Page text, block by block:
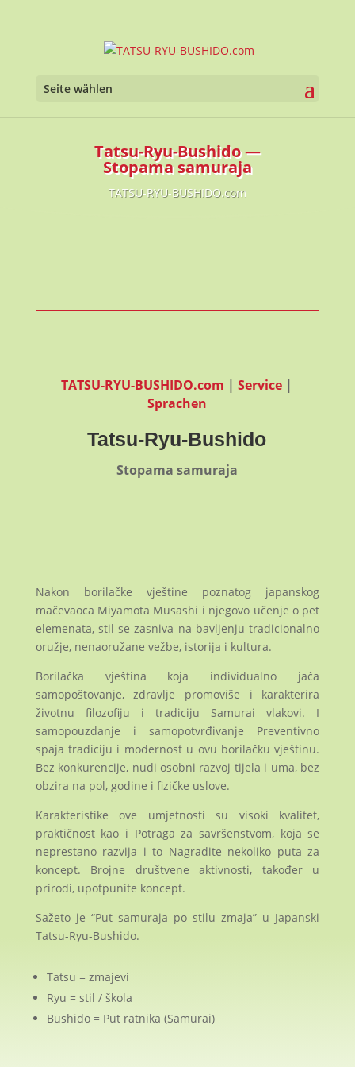
Seite wählen
Tatsu-Ryu-Bushido —
Stopama samuraja
TATSU-RYU-BUSHIDO.com
TATSU-RYU-BUSHIDO.com |Service |
Sprachen
Tatsu-Ryu-Bushido
Stopama samuraja
Nakon borilačke vještine poznatog japanskog
mačevaoca Miyamota Musashi i njegovo učenje o pet
elemenata, stil se zasniva na bavljenju tradicionalno
oružje, nenaoružane vežbe, istorija i kultura.
Borilačka vještina koja individualno jača
samopoštovanje, zdravlje promoviše i karakterira
životnu filozofiju i tradiciju Samurai vlakovi. I
samopouzdanje i samopotvrđivanje Preventivno
spaja tradiciju i modernost u ovu borilačku vještinu.
Bez konkurencije, nudi osobni razvoj tijela i uma, bez
obzira na pol, godine i fizičke uslove.
Karakteristike ove umjetnosti su visoki kvalitet,
praktičnost kao i Potraga za savršenstvom, koja se
neprestano razvija i to Nagradite nekoliko puta za
koncept. Brojne društvene aktivnosti, također u
prirodi, upotpunite koncept.
Sažeto je “Put samuraja po stilu zmaja” u Japanski
Tatsu-Ryu-Bushido.
Tatsu = zmajevi
Ryu = stil / škola
Bushido = Put ​​ratnika (Samurai)